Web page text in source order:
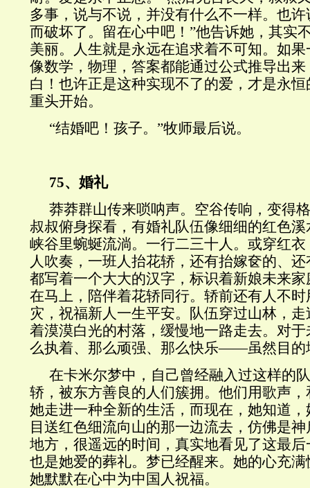
多事，说与不说，并没有什么不一样。也
而破坏了。留在心中吧！”他告诉她，其实
美丽。人生就是永远在追求着不可知。如
像数学，物理，答案都能通过公式推导出
白！也许正是这种实现不了的爱，才是永
重头开始。
“结婚吧！孩子。”牧师最后说。
75、婚礼
莽莽群山传来唢呐声。空谷传响，变得
叔叔俯身探看，有婚礼队伍像细细的红色
峡谷里蜿蜒流淌。一行二三十人。或穿红
人吹奏，一班人抬花轿，还有抬嫁奁的、
都写着一个大大的汉字，标识着新娘未来
在马上，陪伴着花轿同行。轿前还有人不
灾，祝福新人一生平安。队伍穿过山林，
着漠漠白光的村落，缓慢地一路走去。对
么执着、那么顽强、那么快乐——虽然目的
在卡米尔梦中，自己曾经融入过这样的
轿，被东方善良的人们簇拥。他们用歌声
她走进一种全新的生活，而现在，她知道
目送红色细流向山的那一边流去，仿佛是
地方，很遥远的时间，真实地看见了这最
也是她爱的葬礼。梦已经醒来。她的心充
她默默在心中为中国人祝福。